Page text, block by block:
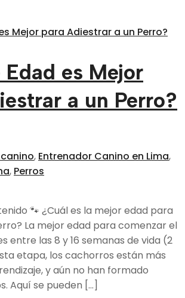
Edad es Mejor
a un Perro?
, Entrenador Canino en Lima,
, Perros
🐾 ¿Cuál es la mejor edad para
La mejor edad para comenzar el
entre las 8 y 16 semanas de vida (2
etapa, los cachorros están más
y aún no han formado
Aquí se pueden […]